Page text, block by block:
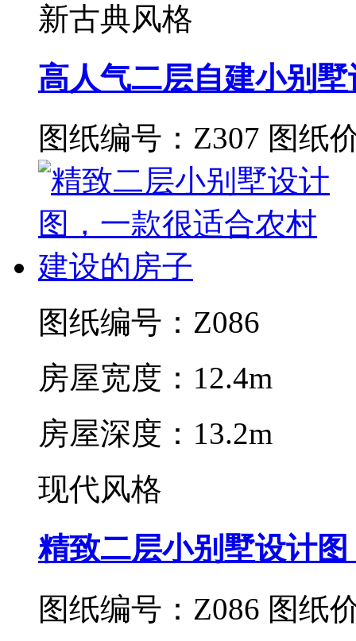
新古典风格
高人气二层自建小别
图纸编号：Z307 图纸
图纸编号：Z086
房屋宽度：12.4m
房屋深度：13.2m
现代风格
精致二层小别墅设计
图纸编号：Z086 图纸